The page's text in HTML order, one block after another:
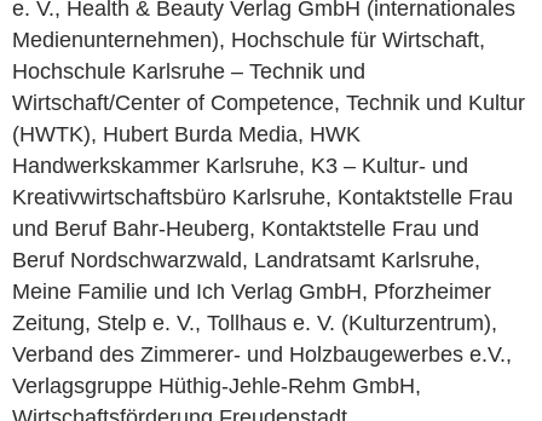
e. V., Health & Beauty Verlag GmbH (internationales
Medienunternehmen), Hochschule für Wirtschaft,
Hochschule Karlsruhe – Technik und
Wirtschaft/Center of Competence, Technik und Kultur
(HWTK), Hubert Burda Media, HWK
Handwerkskammer Karlsruhe, K3 – Kultur- und
Kreativwirtschaftsbüro Karlsruhe, Kontaktstelle Frau
und Beruf Bahr-Heuberg, Kontaktstelle Frau und
Beruf Nordschwarzwald, Landratsamt Karlsruhe,
Meine Familie und Ich Verlag GmbH, Pforzheimer
Zeitung, Stelp e. V., Tollhaus e. V. (Kulturzentrum),
Verband des Zimmerer- und Holzbaugewerbes e.V.,
Verlagsgruppe Hüthig-Jehle-Rehm GmbH,